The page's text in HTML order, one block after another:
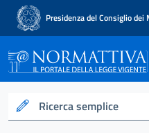
Presidenza del Consiglio
Normattiva
Ricerca semplice